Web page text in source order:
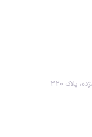
پلاک 320